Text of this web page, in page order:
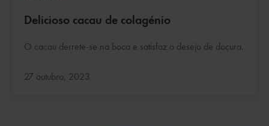
Delicioso cacau de colagénio
O cacau derrete-se na boca e satisfaz o desejo de doçura.
Atualizado:
27 outubro, 2023